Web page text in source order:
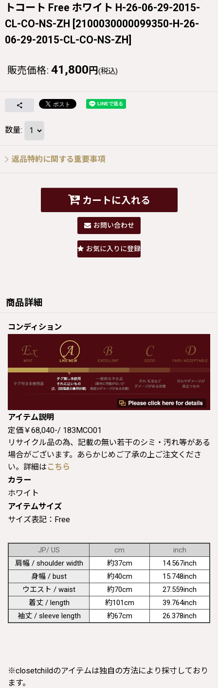
トコート Free ホワイト H-26-06-29-2015-
CL-CO-NS-ZH [2100030000099350-H-26-
06-29-2015-CL-CO-NS-ZH]
販売価格: 41,800 円 (税込)
数量:
返品特約に関する重要事項
カートに入れる
お問い合わせ
お気に入りに登録
商品詳細
コンディション
アイテム説明
定価￥68,040-/ 183MCO01
リサイクル品の為、記載の無い若干のシミ・汚れ等がある
場合がございます。あらかじめご了承の上ご注文くださ
い。詳細は こちら
カラー
ホワイト
アイテムサイズ
サイズ表記：Free
JP/ US cm
inch
肩幅 / shoulder width
約37cm
14.567inch
身幅 / bust
約40cm
15.748inch
ウエスト / waist
約70cm
27.559inch
着丈 / length
約101cm
39.764inch
袖丈 / sleeve length
約67cm 26.378inch
※closetchildのアイテムは独自の方法により採寸しており
ます。